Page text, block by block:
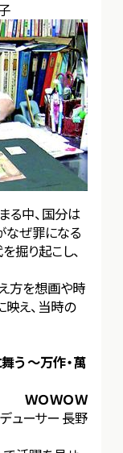
る中、国分は
なぜ罪になる
掘り起こし、
方を想画や時
え、当時の
う ～万作・萬
ＷＯＷＯＷ
ューサー 長野